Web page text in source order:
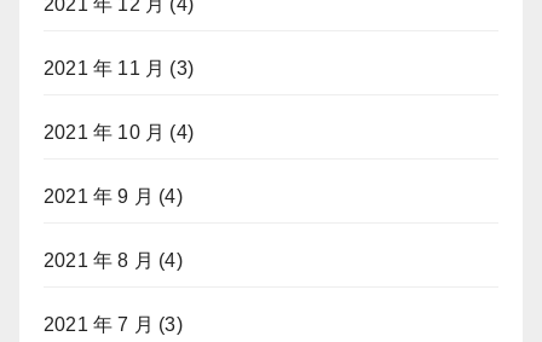
2021 年 12 月 (4)
2021 年 11 月 (3)
2021 年 10 月 (4)
2021 年 9 月 (4)
2021 年 8 月 (4)
2021 年 7 月 (3)